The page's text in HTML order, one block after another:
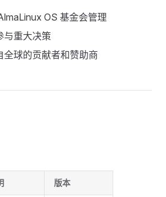
OS 基金会管理
与重大决策
全球的贡献者和赞助商
版本